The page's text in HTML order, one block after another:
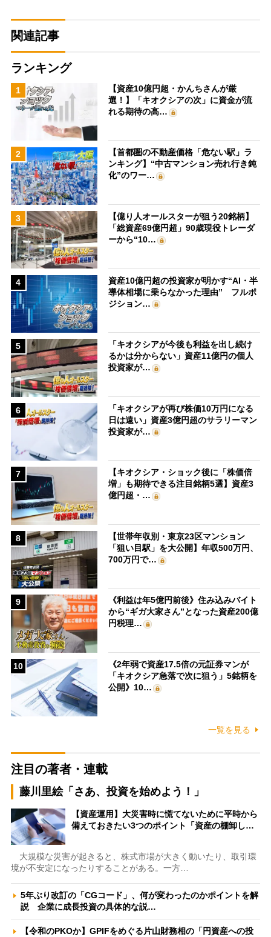
関連記事
ランキング
1
【資産10億円超・かんちさんが厳
選！】「キオクシアの次」に資金が流
れる期待の高…
2
【首都圏の不動産価格「危ない駅」ラ
ンキング】“中古マンション売れ行き鈍
化”のワー…
3
【億り人オールスターが狙う20銘柄】
「総資産69億円超」90歳現役トレーダ
ーから“10…
4
資産10億円超の投資家が明かす“AI・半
導体相場に乗らなかった理由” フルポ
ジション…
5
「キオクシアが今後も利益を出し続け
るかは分からない」資産11億円の個人
投資家が…
6
「キオクシアが再び株価10万円になる
日は遠い」資産3億円超のサラリーマン
投資家が…
7
【キオクシア・ショック後に「株価倍
増」も期待できる注目銘柄5選】資産3
億円超・…
8
【世帯年収別・東京23区マンション
「狙い目駅」を大公開】年収500万円、
700万円で…
9
《利益は年5億円前後》住み込みバイト
から“ギガ大家さん”となった資産200億
円税理…
10
《2年弱で資産17.5倍の元証券マンが
「キオクシア急落で次に狙う」5銘柄を
公開》10…
一覧を見る
注目の著者・連載
藤川里絵「さあ、投資を始めよう！」
【資産運用】大災害時に慌てないために平時から
備えておきたい3つのポイント「資産の棚卸し…
大規模な災害が起きると、株式市場が大きく動いたり、取引環
境が不安定になったりすることがある。一方…
5年ぶり改訂の「CGコード」、何が変わったのかポイントを解
説 企業に成長投資の具体的な説…
【令和のPKOか】GPIFをめぐる片山財務相の「円資産への投